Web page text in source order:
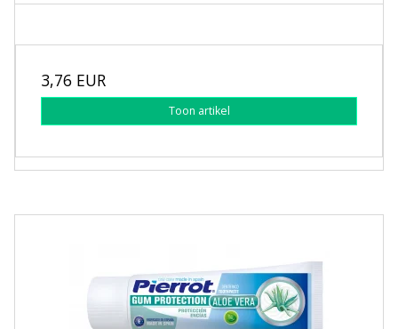
3,76 EUR
Toon artikel